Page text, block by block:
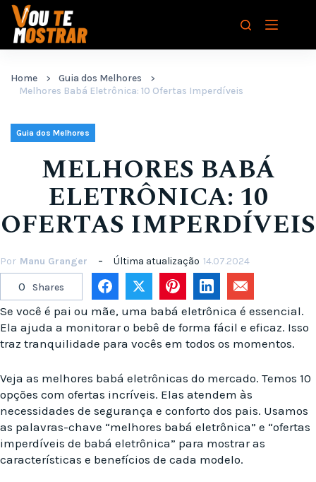
Pular
para
Home
Guia dos Melhores
Melhores Babá Eletrônica: 10 Ofertas Imperdíveis
Guia dos Melhores
MELHORES BABÁ
ELETRÔNICA: 10
OFERTAS IMPERDÍVEIS
Por Manu Granger Última atualização 14.07.2024
0 Shares
Se você é pai ou mãe, uma babá eletrônica é essencial.
Ela ajuda a monitorar o bebê de forma fácil e eficaz. Isso
traz tranquilidade para vocês em todos os momentos.
Veja as melhores babá eletrônicas do mercado. Temos 10
opções com ofertas incríveis. Elas atendem às
necessidades de segurança e conforto dos pais. Usamos
as palavras-chave “melhores babá eletrônica” e “ofertas
imperdíveis de babá eletrônica” para mostrar as
características e benefícios de cada modelo.